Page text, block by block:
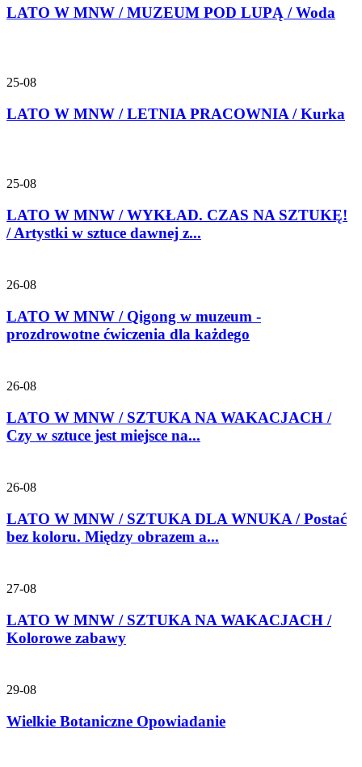
LATO W MNW / MUZEUM POD LUPĄ / Woda
25-08
LATO W MNW / LETNIA PRACOWNIA / Kurka
25-08
LATO W MNW / WYKŁAD. CZAS NA SZTUKĘ!
/ Artystki w sztuce dawnej z...
26-08
LATO W MNW / Qigong w muzeum -
prozdrowotne ćwiczenia dla każdego
26-08
LATO W MNW / SZTUKA NA WAKACJACH /
Czy w sztuce jest miejsce na...
26-08
LATO W MNW / SZTUKA DLA WNUKA / Postać
bez koloru. Między obrazem a...
27-08
LATO W MNW / SZTUKA NA WAKACJACH /
Kolorowe zabawy
29-08
Wielkie Botaniczne Opowiadanie